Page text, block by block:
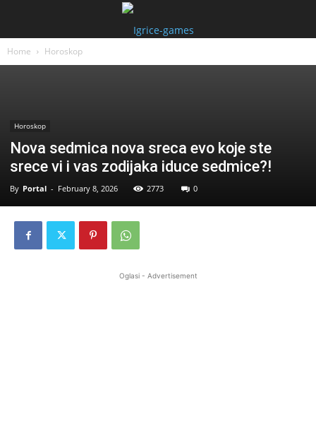
Home Horoskop
Horoskop
Nova sedmica nova sreca evo koje ste
srece vi i vas zodijaka iduce sedmice?!
By Portal - February 8, 2026 2773 0
Oglasi - Advertisement